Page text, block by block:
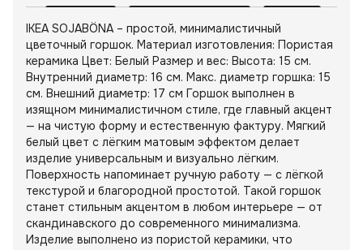
IKEA SOJABÖNA – простой, минималистичный
цветочный горшок. Материал изготовления: Пористая
керамика Цвет: Белый Размер и вес: Высота: 15 см.
Внутренний диаметр: 16 см. Макс. диаметр горшка: 15
см. Внешний диаметр: 17 см Горшок выполнен в
изящном минималистичном стиле, где главный акцент
— на чистую форму и естественную фактуру. Мягкий
белый цвет с лёгким матовым эффектом делает
изделие универсальным и визуально лёгким.
Поверхность напоминает ручную работу — с лёгкой
текстурой и благородной простотой. Такой горшок
станет стильным акцентом в любом интерьере — от
скандинавского до современного минимализма.
Изделие выполнено из пористой керамики, что